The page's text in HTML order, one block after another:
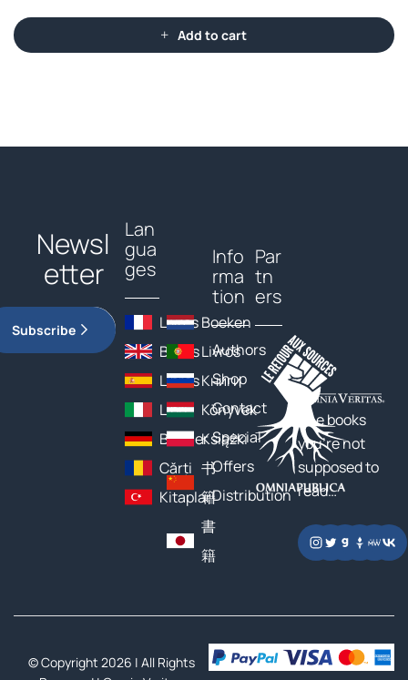
Add to cart
Newsl
etter
Subscribe
Lan
gua
ges
Livres
Books
Libros
Libri
Bücher
Cărți
Kitaplar
Boeken
Livros
Книги
Könyvek
Książki
书
籍
書
籍
Info
rma
tion
Authors
Shop
Contact
Special
Offers
Distribution
Par
tn
ers
The books
you’re not
supposed to
read…
© Copyright 2026 | All Rights